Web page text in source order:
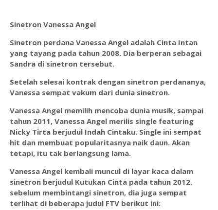
Sinetron Vanessa Angel
Sinetron perdana Vanessa Angel adalah Cinta Intan
yang tayang pada tahun 2008. Dia berperan sebagai
Sandra di sinetron tersebut.
Setelah selesai kontrak dengan sinetron perdananya,
Vanessa sempat vakum dari dunia sinetron.
Vanessa Angel memilih mencoba dunia musik, sampai
tahun 2011, Vanessa Angel merilis single featuring
Nicky Tirta berjudul Indah Cintaku. Single ini sempat
hit dan membuat popularitasnya naik daun. Akan
tetapi, itu tak berlangsung lama.
Vanessa Angel kembali muncul di layar kaca dalam
sinetron berjudul Kutukan Cinta pada tahun 2012.
sebelum membintangi sinetron, dia juga sempat
terlihat di beberapa judul FTV berikut ini: